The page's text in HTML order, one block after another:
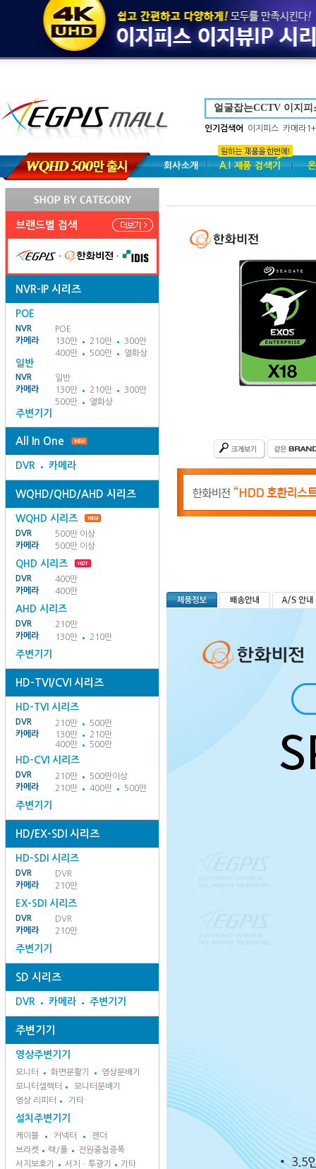
인기검색어 이지피스 카메라
회사소개 A.I 제품 검색기
브랜드별 검색
NVR-IP 시리즈
POE
NVR
POE
카메라
130만 210만
300만
400만
500만 열화상
일반
NVR
일반
카메라
130만 210만
300만
500만
열화상
주변기기
All In One
DVR 카메라
WQHD/QHD/AHD 시리즈
WQHD 시리즈
DVR
500만 이상
카메라
500만 이상
QHD 시리즈
DVR
400만
카메라
400만
AHD 시리즈
DVR
210만
카메라
130만 210만
주변기기
HD-TVI/CVI 시리즈
HD-TVI 시리즈
DVR 210만
500만
카메라
130만
210만
400만
500만
HD-CVI 시리즈
DVR 210만
500만이상
카메라
210만 400만 500만
주변기기
HD/EX-SDI 시리즈
HD-SDI 시리즈
DVR
DVR
카메라
210만
EX-SDI 시리즈
DVR
DVR
카메라
210만
주변기기
SD 시리즈
DVR 카메라 주변기기
주변기기
영상주변기기
모니터 화면분활기
영상분배기
모니터셀렉터
모니터분배기
영상 리피터
기타
설치주변기기
케이블 커넥터
젠더
브라켓
랙/폴
전원중첩증폭
서지보호기
서치ㆍ투광기 기타